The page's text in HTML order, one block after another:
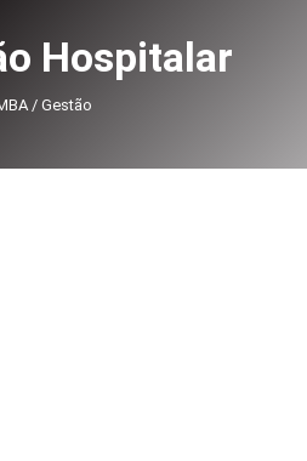
Hospitalar
/ Gestão
ferramentas